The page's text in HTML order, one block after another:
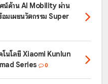
น์ด้าน AI Mobility ผ่าน
อมเผยนวัตกรรม Super
โนโลยี Xiaomi Kunlun
Series
0